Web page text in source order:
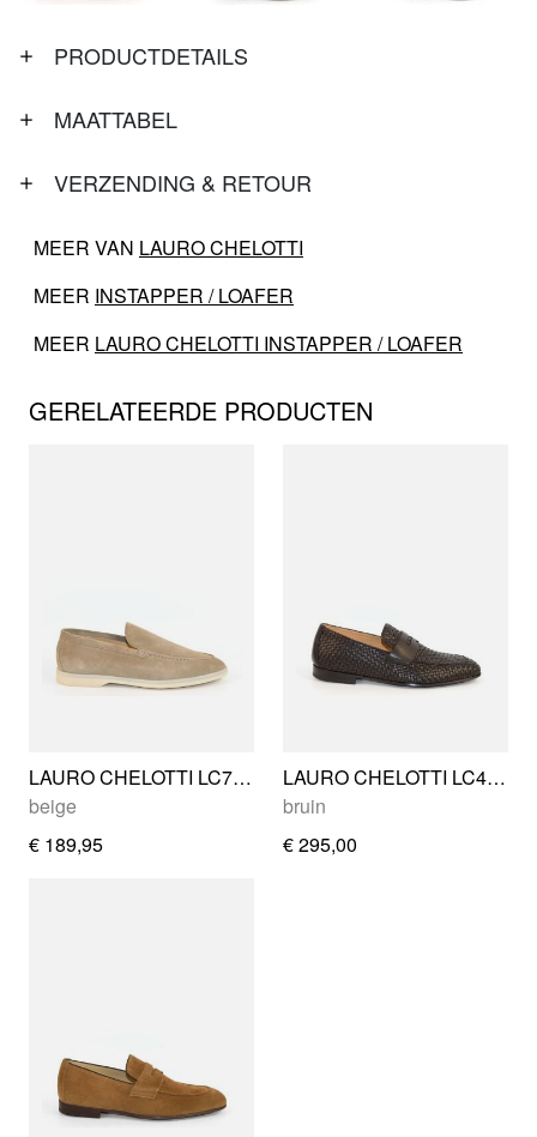
PRODUCTDETAILS
MAATTABEL
VERZENDING & RETOUR
MEER VAN LAURO CHELOTTI
MEER INSTAPPER / LOAFER
MEER LAURO CHELOTTI INSTAPPER / LOAFER
GERELATEERDE PRODUCTEN
LAURO CHELOTTI LC797 21
beige
€ 189,95
LAURO CHELOTTI LC464 18
bruin
€ 295,00